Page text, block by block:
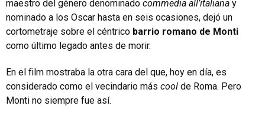
maestro del género denominado commedia all’italiana y
nominado a los Oscar hasta en seis ocasiones, dejó un
cortometraje sobre el céntrico barrio romano de Monti
como último legado antes de morir.
En el film mostraba la otra cara del que, hoy en día, es
considerado como el vecindario más cool de Roma. Pero
Monti no siempre fue así.